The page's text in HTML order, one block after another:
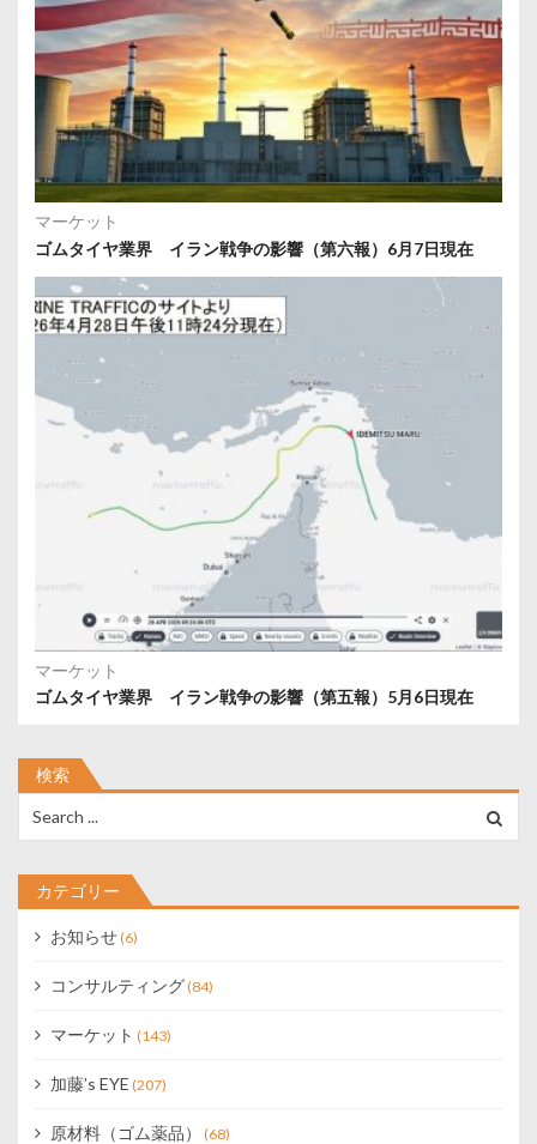
マーケット
ゴムタイヤ業界 イラン戦争の影響（第六報）6月7日現在
マーケット
ゴムタイヤ業界 イラン戦争の影響（第五報）5月6日現在
検索
for:
カテゴリー
お知らせ(6)
コンサルティング(84)
マーケット (143)
加藤’s EYE (207)
原材料（ゴム薬品） (68)